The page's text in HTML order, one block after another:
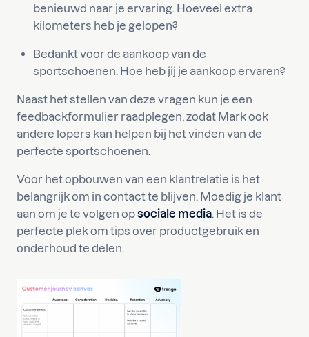
benieuwd naar je ervaring. Hoeveel extra
kilometers heb je gelopen?
Bedankt voor de aankoop van de
sportschoenen. Hoe heb jij je aankoop ervaren?
Naast het stellen van deze vragen kun je een
feedbackformulier raadplegen, zodat Mark ook
andere lopers kan helpen bij het vinden van de
perfecte sportschoenen.
Voor het opbouwen van een klantrelatie is het
belangrijk om in contact te blijven. Moedig je klant
aan om je te volgen opsociale media. Het is de
perfecte plek om tips over productgebruik en
onderhoud te delen.